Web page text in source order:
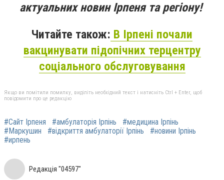
актуальних новин Ірпеня та регіону!
Читайте також: В Ірпені почали
вакцинувати підопічних терцентру
соціального обслуговування
Якщо ви помітили помилку, виділіть необхідний текст і натисніть Ctrl + Enter, щоб
повідомити про це редакцію
#Сайт Ірпеня #амбулаторія Ірпінь
#медицина Ірпінь
#Маркушин
#відкриття амбулаторії Ірпінь
#новини Ірпінь
#ирпень
Редакція "04597"